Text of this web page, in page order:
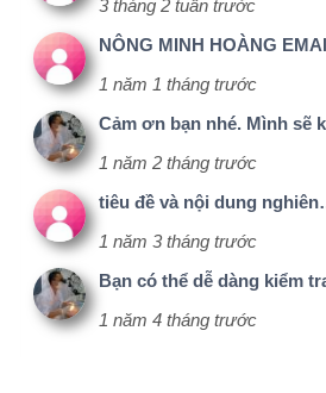
Liên hệ
1@nckh.net
Điện thoại:
0886500056
nhanh
Giới thiệu
Dịch vụ
Chính sách
bảo mật